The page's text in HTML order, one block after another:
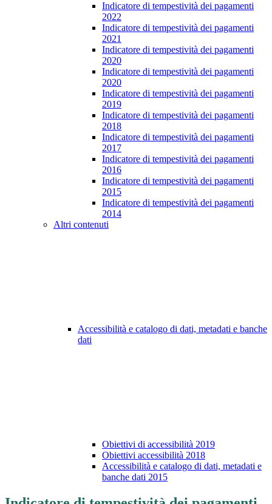
Indicatore di tempestività dei pagamenti
2022
Indicatore di tempestività dei pagamenti
2021
Indicatore di tempestività dei pagamenti
2020
Indicatore di tempestività dei pagamenti
2020
Indicatore di tempestività dei pagamenti
2019
Indicatore di tempestività dei pagamenti
2018
Indicatore di tempestività dei pagamenti
2017
Indicatore di tempestività dei pagamenti
2016
Indicatore di tempestività dei pagamenti
2015
Indicatore di tempestività dei pagamenti
2014
Altri contenuti
Accessibilità e catalogo di dati, metadati e banche
dati
Obiettivi di accessibilità 2019
Obiettivi accessibilità 2018
Accessibilità e catalogo di dati, metadati e
banche dati 2015